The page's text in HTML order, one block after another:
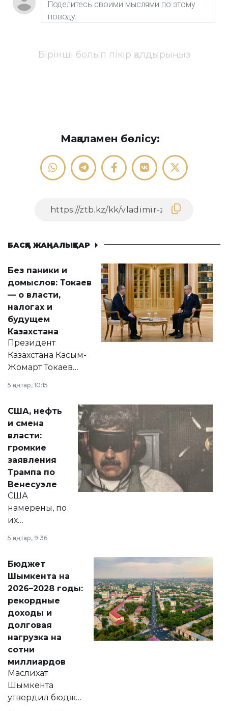
Бірінші болып пікір қалдырыңыз
Мақаламен бөлісу:
БАСҚА ЖАҢАЛЫҚТАР
Без паники и
домыслов: Токаев
— о власти,
налогах и
будущем
Казахстана
Президент
Казахстана Касым-
Жомарт Токаев
сразу несколько
актуальных тем —
от слухов о
политических
реформах до
вопросов армии,
экономики и
личного здоровья.
5 қаңтар, 10:15
США, нефть
и смена
власти:
громкие
заявления
Трампа по
Венесуэле
США
намерены, по
их
принести
народу
Венесуэлы.
5 қаңтар, 9:36
Бюджет
Шымкента на
2026–2028 годы:
рекордные
доходы и
долговая
нагрузка на
сотни
миллиардов
Маслихат
Шымкента
утвердил бюджет